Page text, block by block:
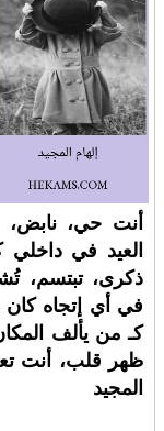
أنت حي، نابض،
العيد في
ذكرى، تبتسم،
في أي إتجاه كان
كـ من يألف
ظهر قلب، أنت
المجيد